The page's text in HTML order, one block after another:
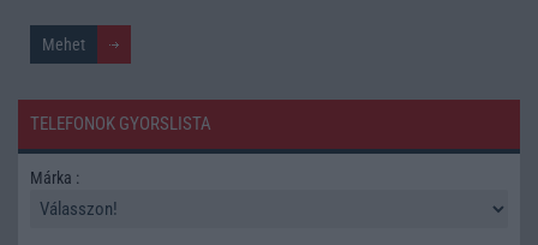
TELEFONOK GYORSLISTA
Márka :